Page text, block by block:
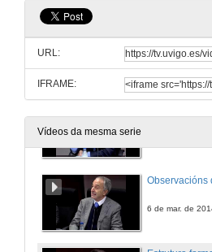
URL:
IFRAME:
Vídeos da mesma serie
6 de mar. de
6 de mar. de